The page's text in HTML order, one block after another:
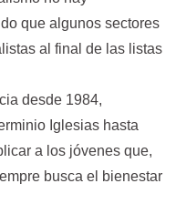
que algunos sectores
al final de las listas
desde 1984,
Iglesias hasta
a los jóvenes que,
busca el bienestar